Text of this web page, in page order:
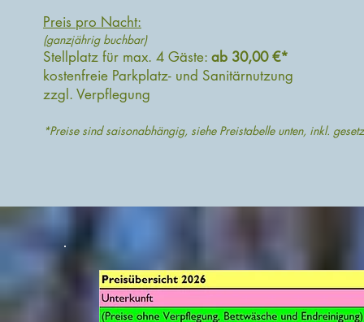
Preis pro Nacht:
(ganzjährig buchbar)
Stellplatz für max. 4 Gäste: ab 30,00 €*
kostenfreie Parkplatz- und Sanitärnutzung
zzgl. Verpflegung
*Preise sind saisonabhängig, siehe Preistabelle unten, inkl. geset